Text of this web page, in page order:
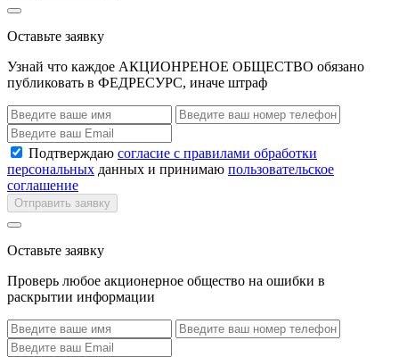
Оставьте заявку
Узнай что каждое АКЦИОНРЕНОЕ ОБЩЕСТВО обязано
публиковать в ФЕДРЕСУРС, иначе штраф
Подтверждаю согласие с правилами обработки
персональных данных и принимаю пользовательское
соглашение
Отправить заявку
Оставьте заявку
Проверь любое акционерное общество на ошибки в
раскрытии информации